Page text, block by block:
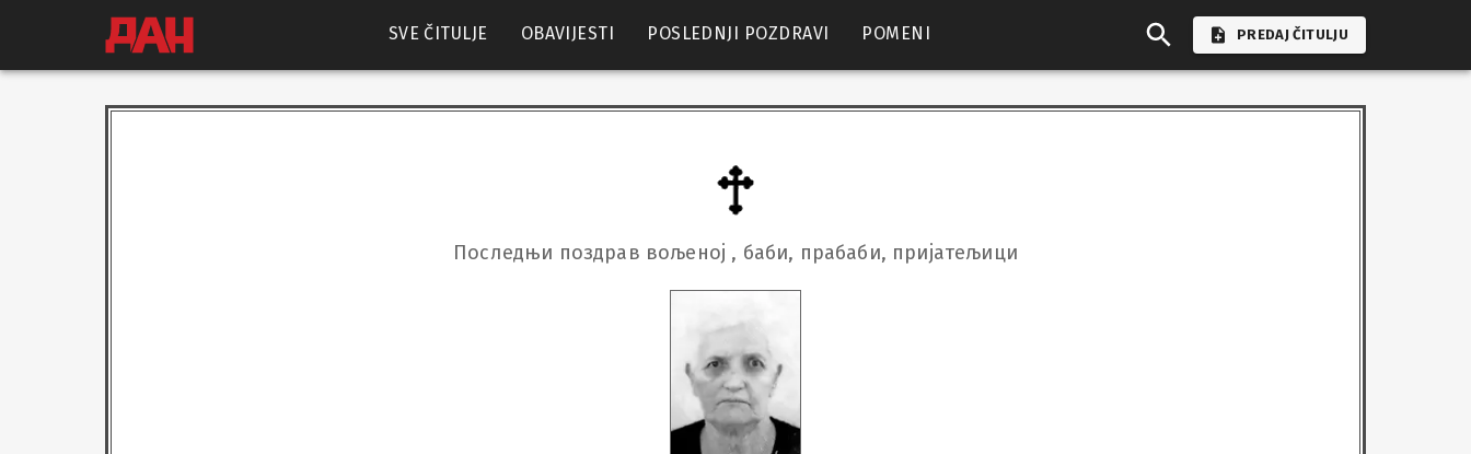
SVE ČITULJE OBAVIJESTI POSLEDNJI POZDRAVI POMENI PREDAJ ČITULJU
Последњи поздрав вољеној , баби, прабаби, пријатељици